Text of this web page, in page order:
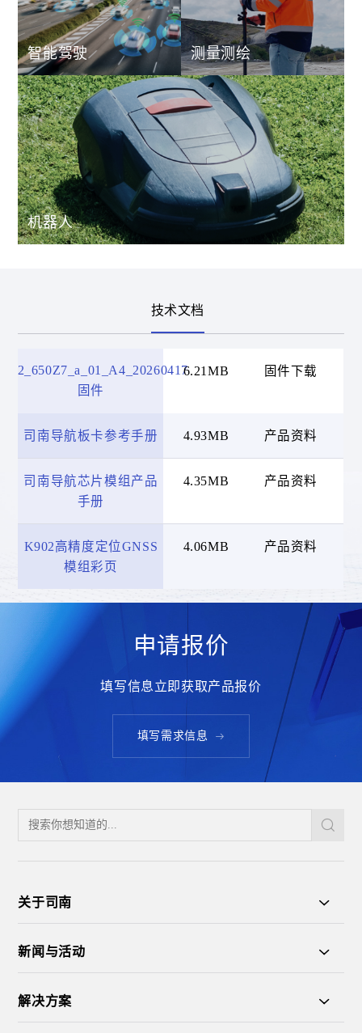
智能驾驶 测量测绘
机器人
技术文档
固件
6.21MB 固件下载
司南导航板卡参考手册 4.93MB 产品资料
司南导航芯片模组产品
手册
4.35MB 产品资料
K902高精度定位GNSS
模组彩页
4.06MB 产品资料
申请报价
填写信息立即获取产品报价
填写需求信息
关于司南
新闻与活动
解决方案